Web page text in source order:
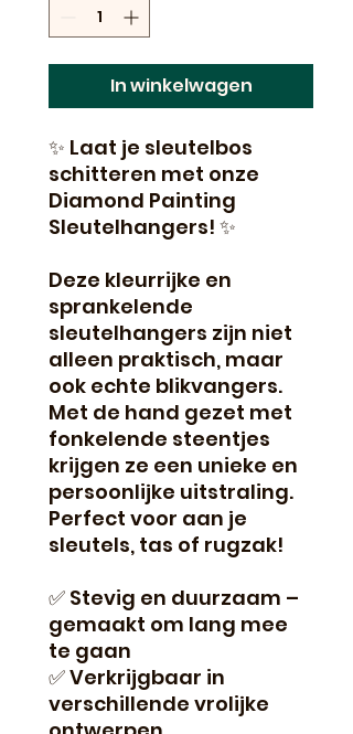
In winkelwagen
✨ Laat je sleutelbos
schitteren met onze
Diamond Painting
Sleutelhangers! ✨
Deze kleurrijke en
sprankelende
sleutelhangers zijn niet
alleen praktisch, maar
ook echte blikvangers.
Met de hand gezet met
fonkelende steentjes
krijgen ze een unieke en
persoonlijke uitstraling.
Perfect voor aan je
sleutels, tas of rugzak!
✅ Stevig en duurzaam –
gemaakt om lang mee
te gaan
✅ Verkrijgbaar in
verschillende vrolijke